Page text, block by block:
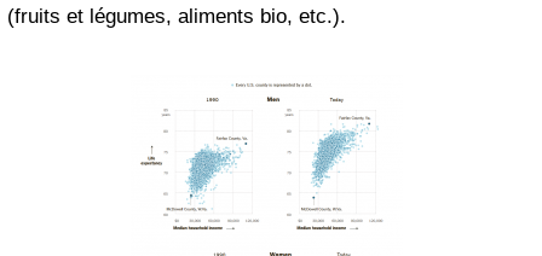
(fruits et légumes, aliments bio, etc.).